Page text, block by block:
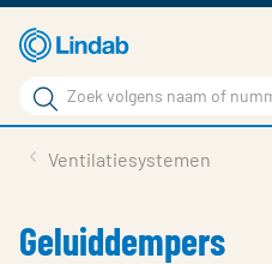
naar
hoofdinhoud
Zoek
Zoek
Contact
Ventilatiesystemen
Geluiddempers